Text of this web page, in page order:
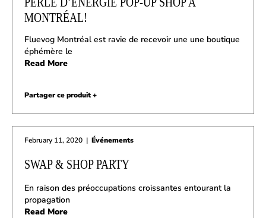
MONTRÉAL!
Fluevog Montréal est ravie de recevoir une une boutique
éphémère le
Read More
Partager ce produit +
February 11, 2020 | Événements
SWAP & SHOP PARTY
En raison des préoccupations croissantes entourant la
propagation
Read More